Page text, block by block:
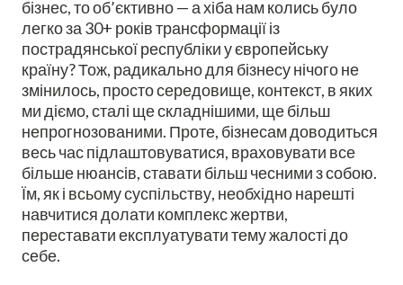
бізнес, то об’єктивно — а хіба нам колись було
легко за 30+ років трансформації із
пострадянської республіки у європейську
країну? Тож, радикально для бізнесу нічого не
змінилось, просто середовище, контекст, в яких
ми діємо, сталі ще складнішими, ще більш
непрогнозованими. Проте, бізнесам доводиться
весь час підлаштовуватися, враховувати все
більше нюансів, ставати більш чесними з собою.
Їм, як і всьому суспільству, необхідно нарешті
навчитися долати комплекс жертви,
переставати експлуатувати тему жалості до
себе.